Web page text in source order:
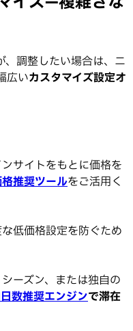
、調整したい場合は、ニ
広いカスタマイズ設定オ
サイトをもとに価格を
推奨ツールをご活用く
低価格設定を防ぐため
ーズン、または独自の
数推奨エンジンで滞在